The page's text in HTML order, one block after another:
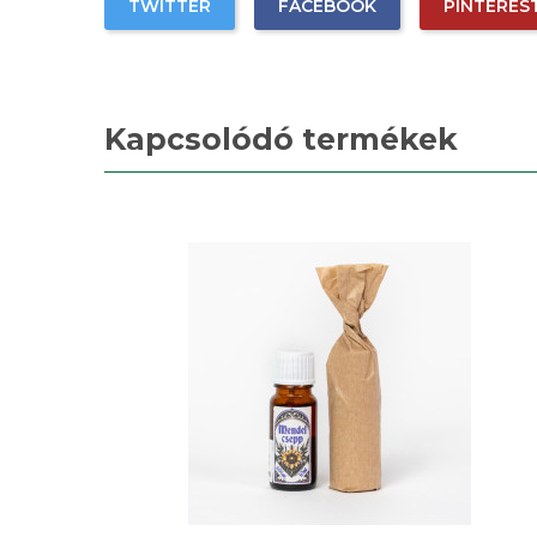
TWITTER FACEBOOK
Kapcsolódó termékek